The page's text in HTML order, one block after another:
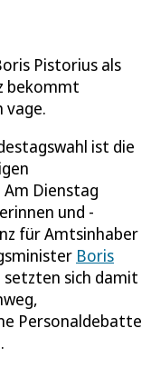
Pistorius als
bekommt
vage.
ist die
Dienstag
und -
für Amtsinhaber
Boris
setzten sich damit
Personaldebatte